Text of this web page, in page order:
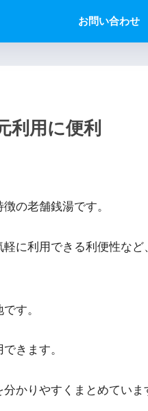
お問い合わせ
利用に便利
の老舗銭湯です。
に利用できる利便性な
す。
きます。
かりやすくまとめていま